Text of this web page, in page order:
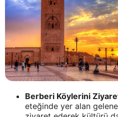
Berberi Köylerini
eteğinde yer alan